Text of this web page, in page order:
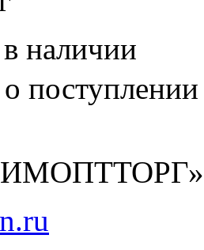
наличии
поступлении